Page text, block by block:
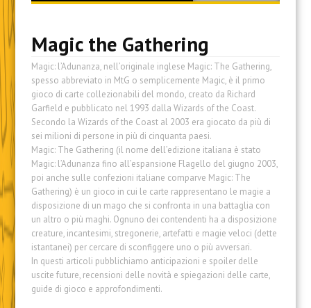
content
Magic the Gathering
Magic: l’Adunanza, nell’originale inglese Magic: The Gathering,
spesso abbreviato in MtG o semplicemente Magic, è il primo
gioco di carte collezionabili del mondo, creato da Richard
Garfield e pubblicato nel 1993 dalla Wizards of the Coast.
Secondo la Wizards of the Coast al 2003 era giocato da più di
sei milioni di persone in più di cinquanta paesi.
Magic: The Gathering (il nome dell’edizione italiana è stato
Magic: l’Adunanza fino all’espansione Flagello del giugno 2003,
poi anche sulle confezioni italiane comparve Magic: The
Gathering) è un gioco in cui le carte rappresentano le magie a
disposizione di un mago che si confronta in una battaglia con
un altro o più maghi. Ognuno dei contendenti ha a disposizione
creature, incantesimi, stregonerie, artefatti e magie veloci (dette
istantanei) per cercare di sconfiggere uno o più avversari.
In questi articoli pubblichiamo anticipazioni e spoiler delle
uscite future, recensioni delle novità e spiegazioni delle carte,
guide di gioco e approfondimenti.